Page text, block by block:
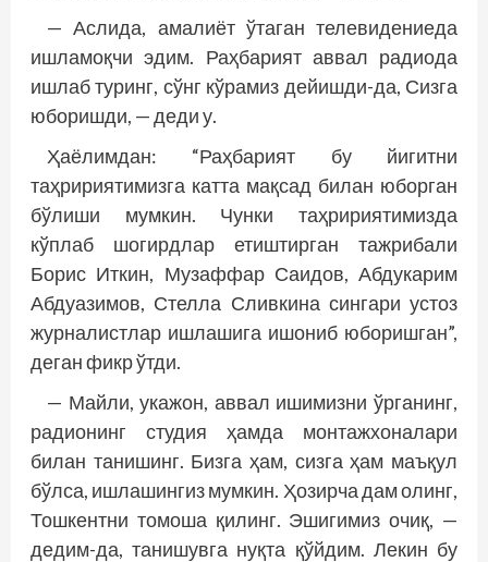
— Аслида, амалиёт ўтаган телевидениеда
ишламоқчи эдим. Раҳбарият аввал радиода
ишлаб туринг, сўнг кўрамиз дейишди-да, Сизга
юборишди, — деди у.
Ҳаёлимдан: “Раҳбарият бу йигитни
таҳририятимизга катта мақсад билан юборган
бўлиши мумкин. Чунки таҳририятимизда
кўплаб шогирдлар етиштирган тажрибали
Борис Иткин, Музаффар Саидов, Абдукарим
Абдуазимов, Стелла Сливкина сингари устоз
журналистлар ишлашига ишониб юборишган”,
деган фикр ўтди.
— Майли, укажон, аввал ишимизни ўрганинг,
радионинг студия ҳамда монтажхоналари
билан танишинг. Бизга ҳам, сизга ҳам маъқул
бўлса, ишлашингиз мумкин. Ҳозирча дам олинг,
Тошкентни томоша қилинг. Эшигимиз очиқ, —
дедим-да, танишувга нуқта қўйдим. Лекин бу